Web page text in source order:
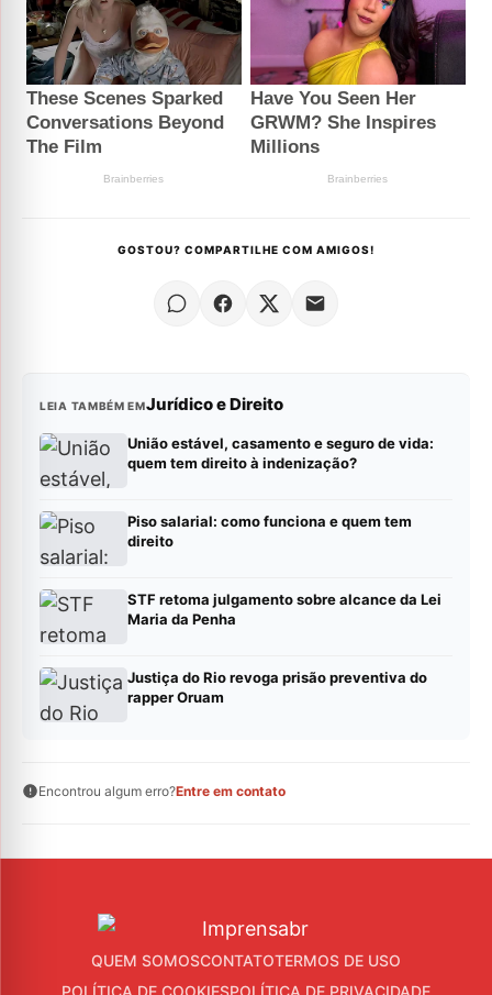
GOSTOU? COMPARTILHE COM AMIGOS!
LEIA TAMBÉM EMJurídico e Direito
União estável, casamento e seguro de vida:
quem tem direito à indenização?
Piso salarial: como funciona e quem tem
direito
STF retoma julgamento sobre alcance da Lei
Maria da Penha
Justiça do Rio revoga prisão preventiva do
rapper Oruam
Encontrou algum erro?Entre em contato
QUEM SOMOSCONTATOTERMOS DE USO